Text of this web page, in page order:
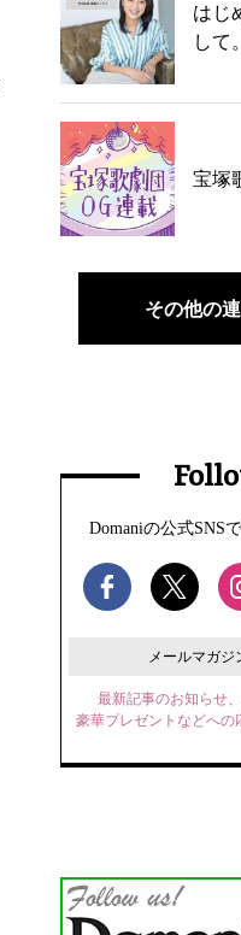
はじ
して。
宝塚
その他の
Domaniの公式SNS
メールマガジ
最新記事のお知らせ
豪華プレゼントなどへの